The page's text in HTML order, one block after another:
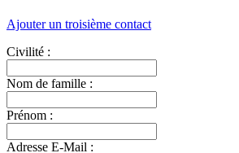
Ajouter un troisième contact
Civilité :
Nom de famille :
Prénom :
Adresse E-Mail :